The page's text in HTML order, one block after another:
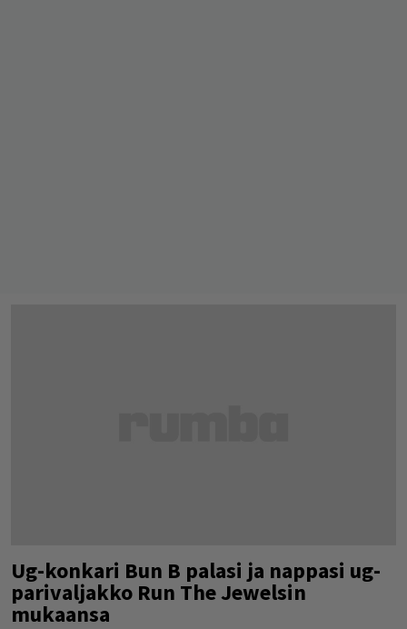
Ug-konkari Bun B palasi ja nappasi ug-
parivaljakko Run The Jewelsin
mukaansa